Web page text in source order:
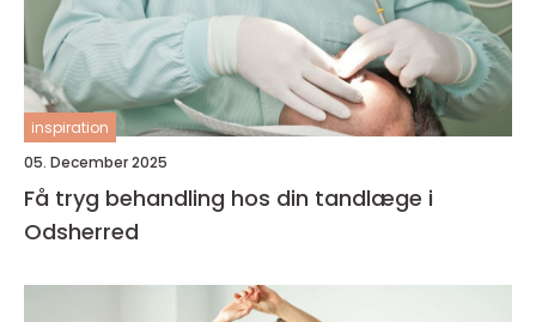
inspiration
05. December 2025
Få tryg behandling hos din tandlæge i
Odsherred